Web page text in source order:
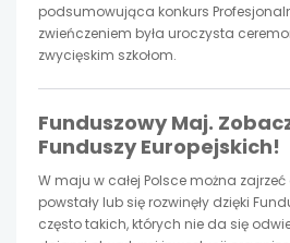
podsumowująca konkurs
zwieńczeniem była uroczysta
zwycięskim szkołom.
Funduszowy Maj.
Funduszy Europejskich!
W maju w całej Polsce można
powstały lub się rozwinęły dzięki
często takich, których nie da się